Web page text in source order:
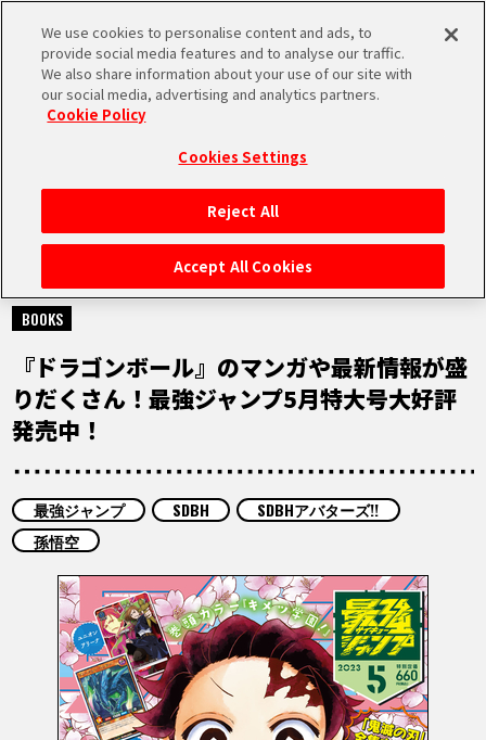
MEN
HOME
NEWS
RANKING
MOVIE
COLUMNS
ABOUT
LANGUAGE
JP
EN FR DE ES
NEWS
2023.04.04
BOOKS
『ドラゴンボール』のマンガや最新情報が盛
りだくさん！最強ジャンプ5月特大号大好評
発売中！
最強ジャンプ SDBH
SDBHアバターズ!!
孫悟空
We use cookies to personalise content and ads, to
provide social media features and to analyse our traffic.
We also share information about your use of our site with
our social media, advertising and analytics partners.
Cookie Policy
Cookies Settings
Reject All
Accept All Cookies